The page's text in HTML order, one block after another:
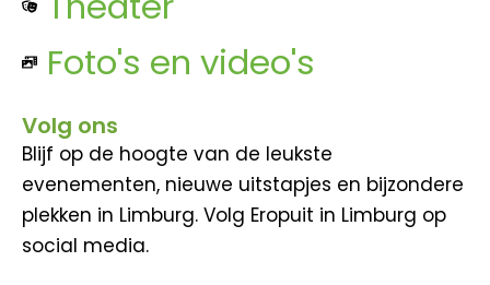
Foto's en video's
Volg ons
Blijf op de hoogte van de leukste
evenementen, nieuwe uitstapjes en bijzondere
plekken in Limburg. Volg Eropuit in Limburg op
social media.